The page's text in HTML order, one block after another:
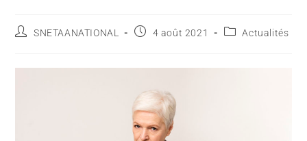
SNETAANATIONAL 4 août 2021 Actualités